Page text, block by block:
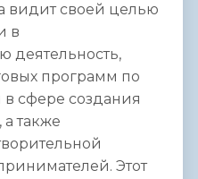
видит своей целью
в
деятельность,
программ по
сфере создания
а также
Этот